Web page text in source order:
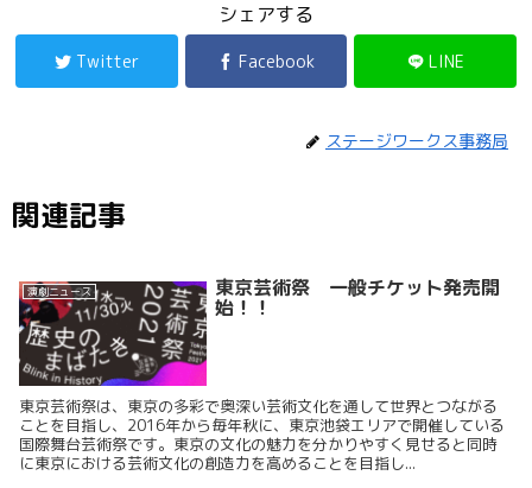
シェアする
Twitter Facebook LINE
ステージワークス事務局
関連記事
演劇ニュース 東京芸術祭 一般チケット発売開
始！！
東京芸術祭は、東京の多彩で奥深い芸術文化を通して世界とつながる
ことを目指し、2016年から毎年秋に、東京池袋エリアで開催している
国際舞台芸術祭です。東京の文化の魅力を分かりやすく見せると同時
に東京における芸術文化の創造力を高めることを目指し...